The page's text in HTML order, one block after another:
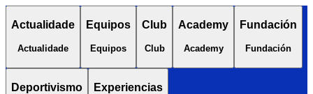
Actualidade
Actualidade
Equipos
Equipos
Club
Club
Academy
Academy
Fundación
Fundación
Deportivismo Experiencias